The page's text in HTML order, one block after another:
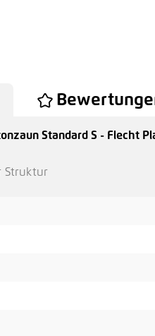
Standard S - Flecht
Struktur